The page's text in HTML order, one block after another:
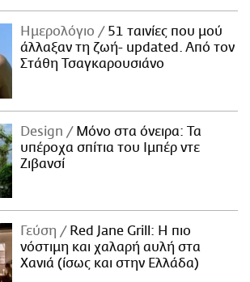
Ημερολόγιο
51 ταινίες που μού
άλλαξαν τη ζωή- updated. Aπό τον
Στάθη Τσαγκαρουσιάνο
Design
Μόνο στα όνειρα: Τα
υπέροχα σπίτια του Ιμπέρ ντε
Ζιβανσί
Γεύση
Red Jane Grill: Η πιο
νόστιμη και χαλαρή αυλή στα
Χανιά (ίσως και στην Ελλάδα)